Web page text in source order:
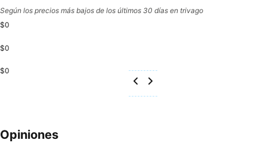
Según los precios más bajos de los últimos 30 días en trivago
$0
$0
$0
Opiniones